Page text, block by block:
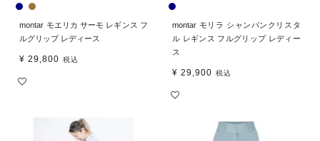
montar モエリカ サーモ レギンス フ
ルグリップ レディース
¥ 29,800 税込
montar モリラ シャンパンクリスタ
ル レギンス フルグリップ レディー
ス
¥ 29,900 税込